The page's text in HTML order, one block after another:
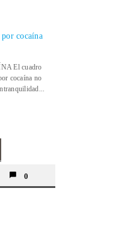
cocaína
El cuadro
cocaína no
0